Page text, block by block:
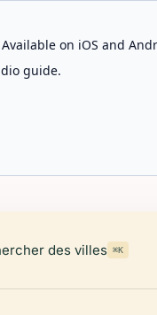
on iOS and
guide.
des villes ⌘K